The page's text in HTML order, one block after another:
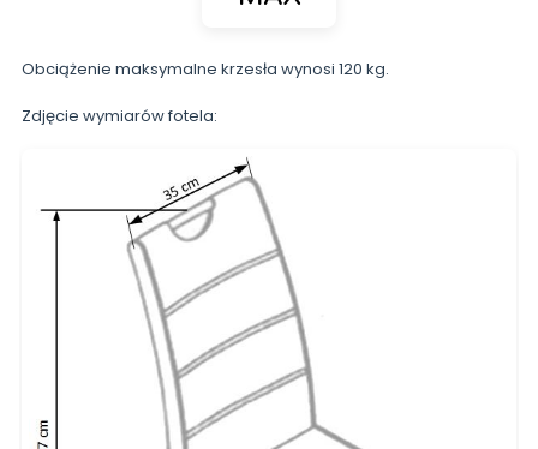
Obciążenie maksymalne krzesła wynosi 120 kg.
Zdjęcie wymiarów fotela: